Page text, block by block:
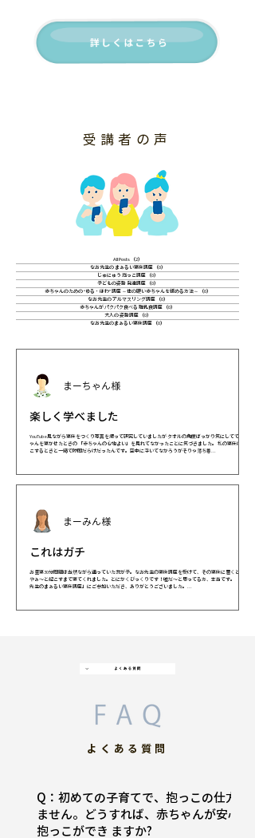
​受講者の声
All Posts （2）
なお先生の まぁるい寝床講座
（0）
じゅにゅう 抱っこ講座
（0）
子どもの姿勢 発達講座
（0）
赤ちゃんのための“ゆる・ほわ”講座 ～体の硬い赤ちゃんを緩める方法～
（0）
なお先生の アルマスリング講座
（0）
赤ちゃんが パクパク食べる 離乳食講座
（0）
大人の 姿勢講座
（0）
なお先生のまぁるい寝床講座
（0）
楽しく学べました
YouTube見ながら寝床をつくり写真を撮って研究していましたが タオルの角度ばっかり気にしてて 赤ち
ゃんを寝かせたときの 「赤ちゃんの心地よい」を見れてなかったことに気づきました。 私の寝床は抱っ
こするときと一緒で隙間だらけだったんです。空中に浮いてなかろうがそりゃ落ち着...
まーちゃん様
これはガチ
お昼寝30分問題は当然ながら通っていた我が子。なお先生の寝床講座を受けて、その寝床に置くと、す
やぁ〜と起こすまで寝てくれました。とにかくびっくりです！嘘だ〜と思ってる方、本当です。 「なお
先生のまぁるい寝床講座」にご参加いただき、ありがとうございました。...
まーみん様
​よくある質問​
Q：初めての子育てで、抱っこの仕方が
ません。どうすれば、赤ちゃんが安心で
抱っこができ ますか?